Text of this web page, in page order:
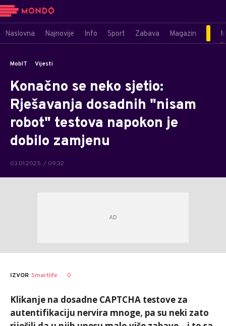
Naslovna Najnovije Info Sport Zabava Magazin
MobIT Vijesti
Konačno se neko sjetio:
Rješavanja dosadnih "nisam
robot" testova napokon je
dobilo zamjenu
03.01.2025. / 09:32
IZVOR Smartlife 0
Klikanje na dosadne CAPTCHA testove za
autentifikaciju nervira mnoge, pa su neki zato